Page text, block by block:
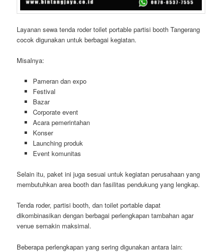
Layanan sewa tenda roder toilet portable partisi booth Tangerang
cocok digunakan untuk berbagai kegiatan.
Misalnya:
Pameran dan expo
Festival
Bazar
Corporate event
Acara pemerintahan
Konser
Launching produk
Event komunitas
Selain itu, paket ini juga sesuai untuk kegiatan perusahaan yang
membutuhkan area booth dan fasilitas pendukung yang lengkap.
Tenda roder, partisi booth, dan toilet portable dapat
dikombinasikan dengan berbagai perlengkapan tambahan agar
venue semakin maksimal.
Beberapa perlengkapan yang sering digunakan antara lain: